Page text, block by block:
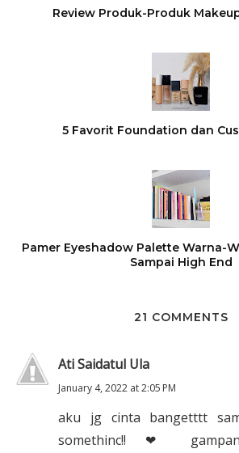
Review Produk-Produk
5 Favorit Foundation dan
Pamer Eyeshadow Palette Warna-
Sampai High End
21 COMMENTS
Ati Saidatul Ula
January 4, 2022 at 2:05 PM
aku jg cinta bangetttt
somethinc!! ❤